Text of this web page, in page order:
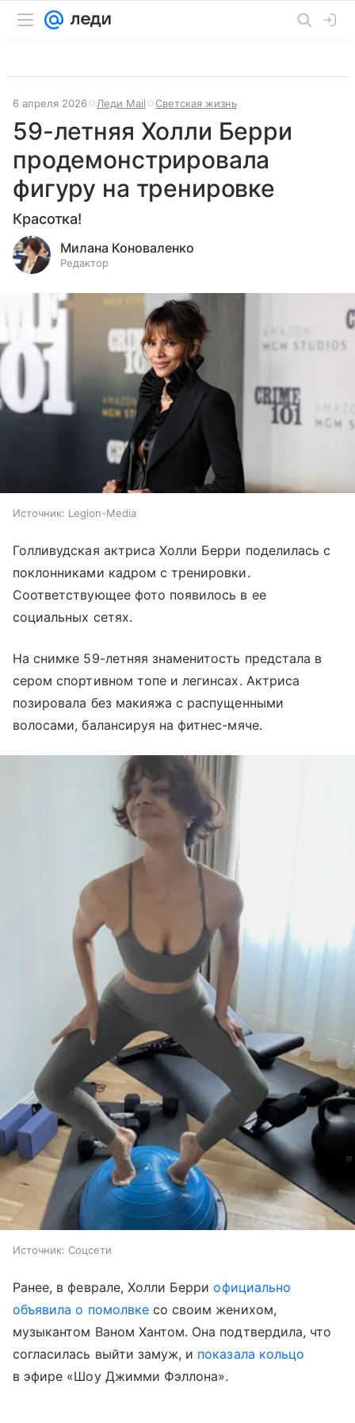
6 апреля 2026 Леди Mail Светская жизнь
59-летняя Холли Берри
продемонстрировала
фигуру на тренировке
Красотка!
Милана Коноваленко
Редактор
Источник: Legion-Media
Голливудская актриса Холли Берри поделилась с
поклонниками кадром с тренировки.
Соответствующее фото появилось в ее
социальных сетях.
На снимке 59-летняя знаменитость предстала в
сером спортивном топе и легинсах. Актриса
позировала без макияжа с распущенными
волосами, балансируя на фитнес-мяче.
Источник: Соцсети
Ранее, в феврале, Холли Берриофициально
объявила о помолвкесо своим женихом,
музыкантом Ваном Хантом. Она подтвердила, что
согласилась выйти замуж, и показала кольцо
в эфире «Шоу Джимми Фэллона».